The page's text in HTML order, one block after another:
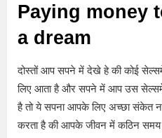
Paying money
a dream
दोस्तों आप सपने में देखे हे की कोई
लिए आता है और सपने में आप उस
है तो ये सपना आपके लिए अच्छा संकेत
करता है की आपके जीवन में कठिन समय